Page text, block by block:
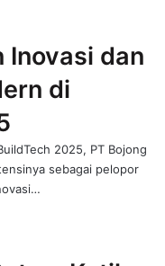
Inovasi dan
di
2025, PT Bojong
sebagai pelopor